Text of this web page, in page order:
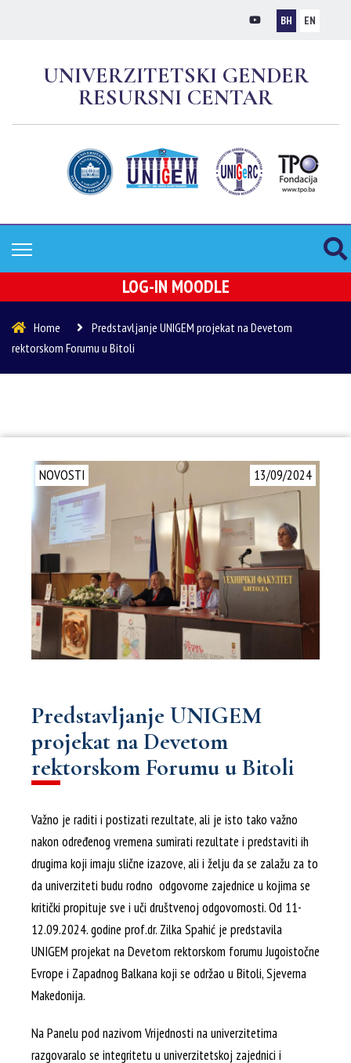
BH EN
UNIVERZITETSKI GENDER
RESURSNI CENTAR
LOG-IN MOODLE
Home
Predstavljanje UNIGEM projekat na Devetom
rektorskom Forumu u Bitoli
13/09/2024
NOVOSTI
Predstavljanje UNIGEM
projekat na Devetom
rektorskom Forumu u Bitoli
Važno je raditi i postizati rezultate, ali je isto tako važno
nakon određenog vremena sumirati rezultate i predstaviti ih
drugima koji imaju slične izazove, ali i želju da se zalažu za to
da univerziteti budu rodno odgovorne zajednice u kojima se
kritički propituje sve i uči društvenoj odgovornosti. Od 11-
12.09.2024. godine prof.dr. Zilka Spahić je predstavila
UNIGEM projekat na Devetom rektorskom forumu Jugoistočne
Evrope i Zapadnog Balkana koji se održao u Bitoli, Sjeverna
Makedonija.
Na Panelu pod nazivom Vrijednosti na univerzitetima
razgovaralo se integritetu u univerzitetskoj zajednici i